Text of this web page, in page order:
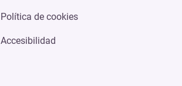
Política de cookies
Accesibilidad